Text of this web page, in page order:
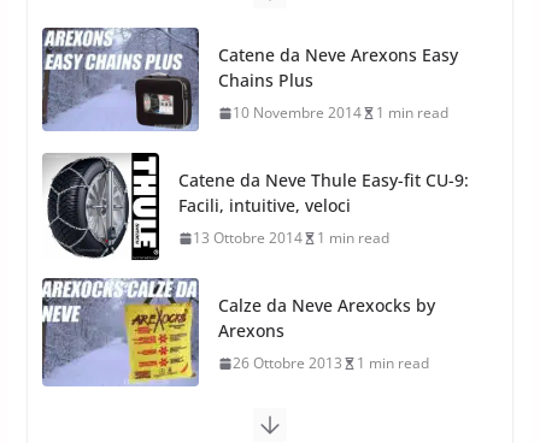
Stagioni 2022
17 Febbraio 2022
Catene da Neve Arexons Easy
Chains Plus
10 Novembre 2014 1 min read
Catene da Neve Thule Easy-fit CU-9:
Facili, intuitive, veloci
13 Ottobre 2014 1 min read
Calze da Neve Arexocks by
Arexons
26 Ottobre 2013 1 min read
Calze da Neve per Auto 2025: